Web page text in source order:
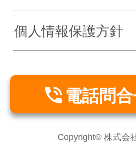
個人情報保護方針
 電話問
Copyright© 株式会